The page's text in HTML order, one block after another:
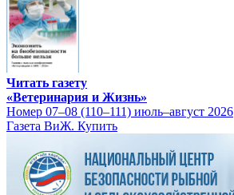
Читать газету
«Ветеринария и Жизнь»
Номер 07–08 (110–111) июль–август 2026
Газета ВиЖ. Купить